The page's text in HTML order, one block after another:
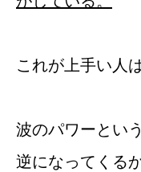
これが上手い人
波のパワーとい
逆になってくる